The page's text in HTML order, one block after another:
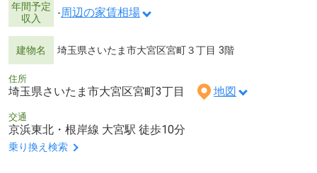
年間予定
収入
-周辺の家賃相場
建物名 埼玉県さいたま市大宮区宮町３丁目 3階
住所
埼玉県さいたま市大宮区宮町3丁目 地図
交通
京浜東北・根岸線 大宮駅 徒歩10分
乗り換え検索